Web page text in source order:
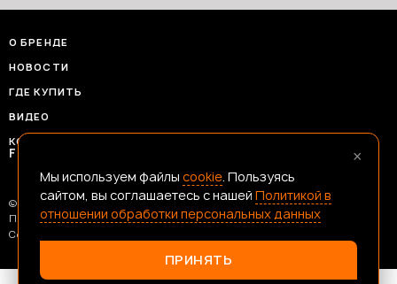
О БРЕНДЕ
НОВОСТИ
ГДЕ КУПИТЬ
ВИДЕО
КОНТАКТЫ
FRANSHIZAERMAK@CONSTANTA-T.RU
© 2026 Ермак — Честный Инструмент
Политика В Отношении Обработки Персональных Данных
Согласие На Обработку Данных
×
Мы используем файлы cookie. Пользуясь
сайтом, вы соглашаетесь с нашей Политикой в
отношении обработки персональных данных
ПРИНЯТЬ